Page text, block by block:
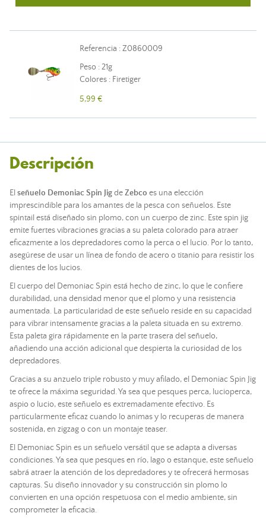
Referencia : Z0860009
Peso : 21g
Colores : Firetiger
5,99 €
Descripción
El señuelo Demoniac Spin JigdeZebco es una elección
imprescindible para los amantes de la pesca con señuelos. Este
spintail está diseñado sin plomo, con un cuerpo de zinc. Este spin jig
emite fuertes vibraciones gracias a su paleta colorado para atraer
eficazmente a los depredadores como la perca o el lucio. Por lo tanto,
asegúrese de usar un línea de fondo de acero o titanio para resistir los
dientes de los lucios.
El cuerpo del Demoniac Spin está hecho de zinc, lo que le confiere
durabilidad, una densidad menor que el plomo y una resistencia
aumentada. La particularidad de esteseñuelo reside en su capacidad
para vibrar intensamente gracias a la paleta situada en su extremo.
Esta paleta gira rápidamente en la parte trasera del señuelo,
añadiendo una acción adicional que despierta la curiosidad de los
depredadores.
Gracias a su anzuelo triple robusto y muy afilado, el Demoniac Spin Jig
te ofrece la máxima seguridad. Ya sea que pesques perca, lucioperca,
aspio o lucio, esteseñuelo es extremadamente efectivo. Es
particularmente eficaz cuando lo animas y lo recuperas de manera
sostenida, en zigzag o con un montaje teaser.
El Demoniac Spin es un señuelo versátil que se adapta a diversas
condiciones. Ya sea que pesques en río, lago o estanque, esteseñuelo
sabrá atraer la atención de los depredadores y te ofrecerá hermosas
capturas. Su diseño innovador y su construcción sin plomo lo
convierten en una opción respetuosa con el medio ambiente, sin
comprometer la eficacia.